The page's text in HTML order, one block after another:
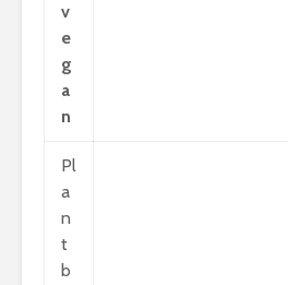
v
e
g
a
n
Pl
a
n
t
b